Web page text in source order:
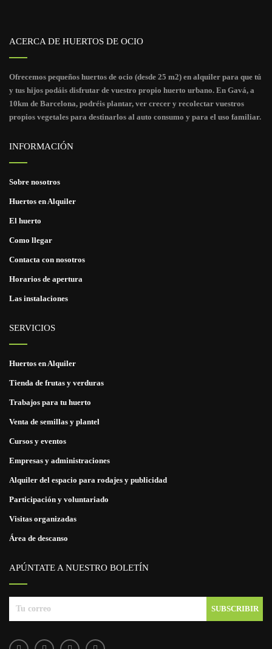
ACERCA DE HUERTOS DE OCIO
Ofrecemos pequeños huertos de ocio (desde 25 m2) en alquiler para que tú
y tus hijos podáis disfrutar de vuestro propio huerto urbano. En Gavá, a
10km de Barcelona, podréis plantar, ver crecer y recolectar vuestros
propios vegetales para destinarlos al auto consumo y para el uso familiar.
INFORMACIÓN
Sobre nosotros
Huertos en Alquiler
El huerto
Como llegar
Contacta con nosotros
Horarios de apertura
Las instalaciones
SERVICIOS
Huertos en Alquiler
Tienda de frutas y verduras
Trabajos para tu huerto
Venta de semillas y plantel
Cursos y eventos
Empresas y administraciones
Alquiler del espacio para rodajes y publicidad
Participación y voluntariado
Visitas organizadas
Área de descanso
APÚNTATE A NUESTRO BOLETÍN